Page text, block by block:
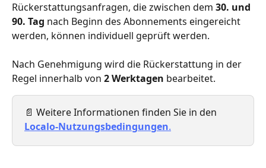
Rückerstattungsanfragen, die zwischen dem 30. und
90. Tag nach Beginn des Abonnements eingereicht
werden, können individuell geprüft werden.
Nach Genehmigung wird die Rückerstattung in der
Regel innerhalb von 2 Werktagen bearbeitet.
📄 Weitere Informationen finden Sie in den
Localo-Nutzungsbedingungen.